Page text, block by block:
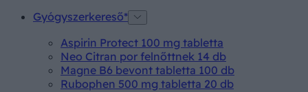
Gyógyszerkereső*
Aspirin Protect 100 mg tabletta
Neo Citran por felnőttnek 14 db
Magne B6 bevont tabletta 100 db
Rubophen 500 mg tabletta 20 db